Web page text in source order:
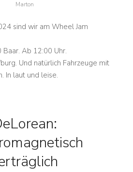
Marton
sind wir am Wheel Jam
Ab 12:00 Uhr.
Und natürlich Fahrzeuge mit
In laut und leise.